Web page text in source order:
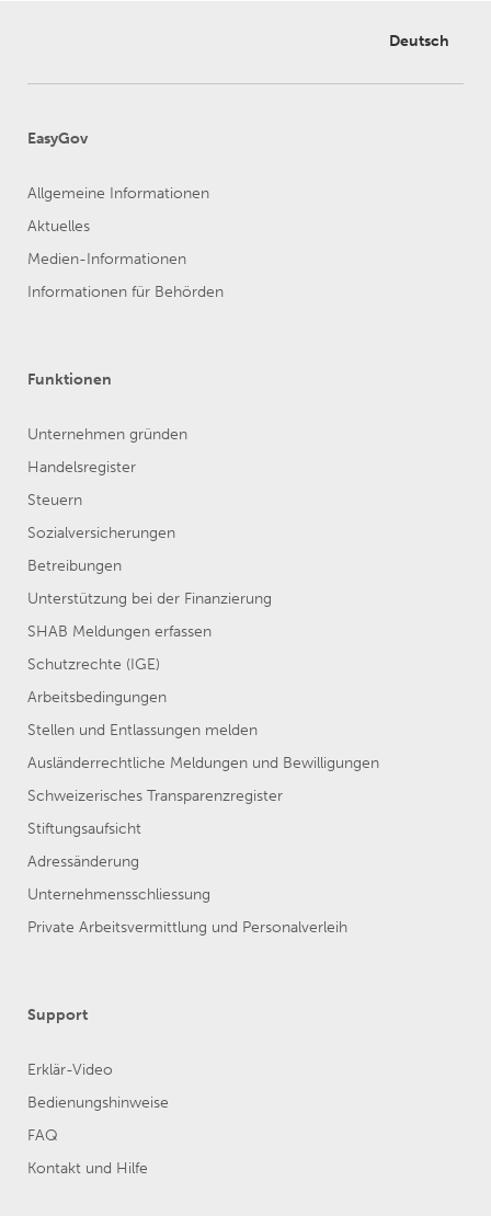
Deutsch
EasyGov
Allgemeine Informationen
Aktuelles
Medien-Informationen
Informationen für Behörden
Funktionen
Unternehmen gründen
Handelsregister
Steuern
Sozialversicherungen
Betreibungen
Unterstützung bei der Finanzierung
SHAB Meldungen erfassen
Schutzrechte (IGE)
Arbeitsbedingungen
Stellen und Entlassungen melden
Ausländerrechtliche Meldungen und Bewilligungen
Schweizerisches Transparenzregister
Stiftungsaufsicht
Adressänderung
Unternehmensschliessung
Private Arbeitsvermittlung und Personalverleih
Support
Erklär-Video
Bedienungshinweise
FAQ
Kontakt und Hilfe